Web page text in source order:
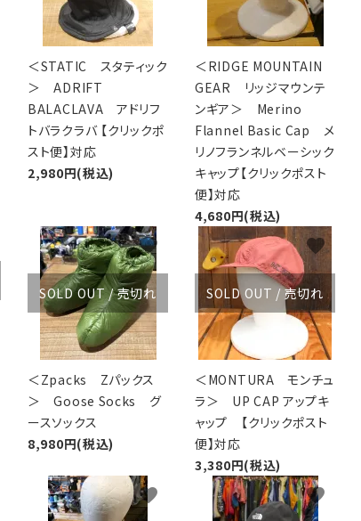
＜STATIC スタティック
＞ ADRIFT
BALACLAVA アドリフ
トバラクラバ 【クリックポ
スト便】対応
2,980円(税込)
＜RIDGE MOUNTAIN
GEAR リッジマウンテ
ンギア＞ Merino
Flannel Basic Cap メ
リノフランネルベーシック
キャップ【クリックポスト
便】対応
4,680円(税込)
SOLD OUT / 売切れ
＜Zpacks Zパックス
＞ Goose Socks グ
ースソックス
8,980円(税込)
favorite
SOLD OUT / 売切れ
＜MONTURA モンチュ
ラ＞ UP CAP アップキ
ャップ 【クリックポスト
便】対応
3,380円(税込)
favorite
favorite favorite